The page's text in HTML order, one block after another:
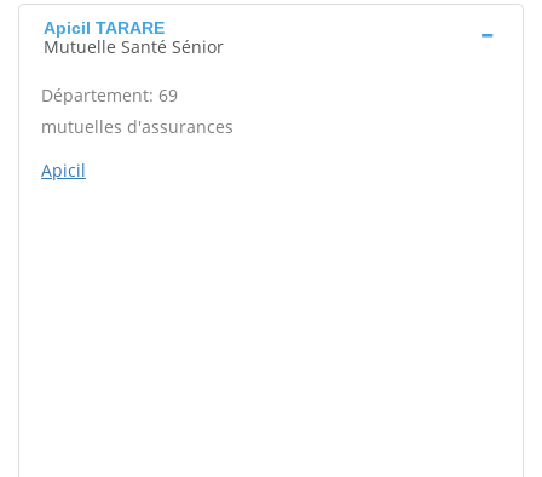
Apicil TARARE
Mutuelle Santé Sénior
Département: 69
mutuelles d'assurances
Apicil